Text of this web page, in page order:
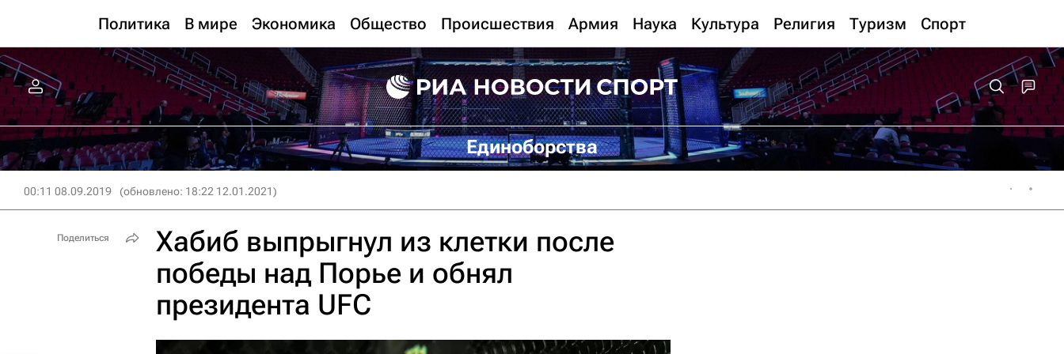
Политика В мире Экономика Общество Происшествия Армия Наука Культура Религия Туризм Спорт
Единоборства
00:11 08.09.2019 (обновлено: 18:22 12.01.2021)
Хабиб выпрыгнул из клетки после
победы над Порье и обнял
президента UFC
Поделиться